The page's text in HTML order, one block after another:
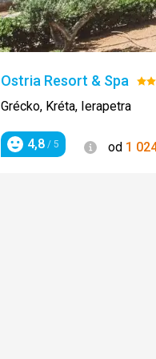
Ostria Resort & Spa
Grécko, Kréta, Ierapetra
Hodnotenie
4,8 / 5 Informácie
od 1